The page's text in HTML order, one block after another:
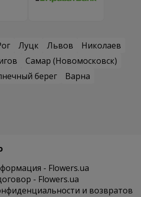
Луцк Львов
Николаев
Самар (Новомосковск)
берег
Варна
- Flowers.ua
- Flowers.ua
и возвратов